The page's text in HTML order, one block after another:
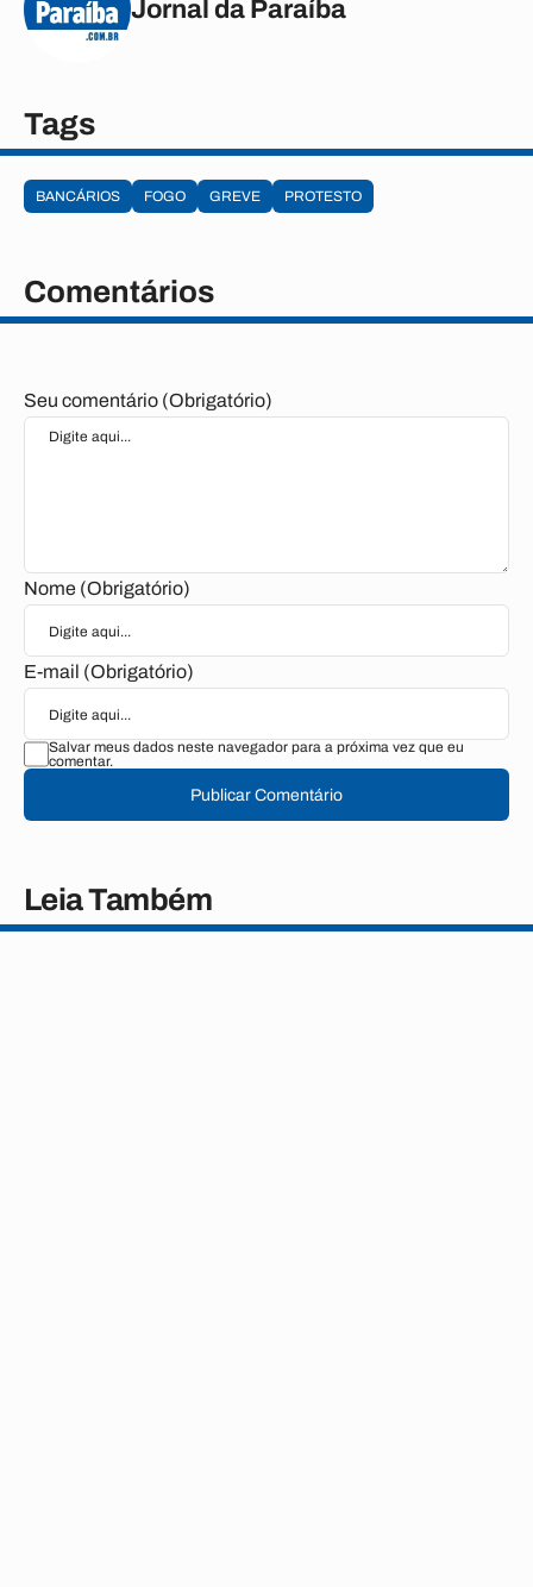
Jornal da Paraíba
Tags
BANCÁRIOS FOGO GREVE PROTESTO
Comentários
Seu comentário (Obrigatório)
Nome (Obrigatório)
E-mail (Obrigatório)
Salvar meus dados neste navegador para a próxima vez que eu
comentar.
Publicar Comentário
Leia Também